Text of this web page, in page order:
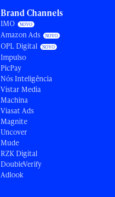
Brand Channels
IMO
Amazon Ads
OPL Digital
Impulso
PicPay
Nós Inteligência
Vistar Media
Machina
Viasat Ads
Magnite
Uncover
Mude
RZK Digital
DoubleVerify
Adlook